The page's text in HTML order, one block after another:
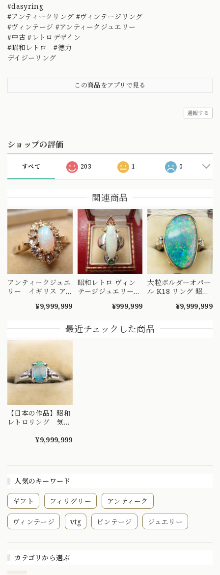
人気のキーワード
ギフト フィリグリー アンティーク
ヴィンテージ vtg ビンテージ ジュエリー
カテゴリから選ぶ
#dasyring
#アンティークリング #ヴィンテージリング
#ヴィンテージ #アンティークジュエリー
#中古 #レトロデザイン
#昭和レトロ #徳力
デイジーリング
この商品をアプリで見る
通報する
ショップの評価
すべて 203 1 0
関連商品
アンティークジュエ
リー イギリス ア
エッジ技法 クラス
イン リング K18 オ
パール ダイヤモン
ド 〜オパールとダ
イヤのお花の様なデ
ザイン〜 DR00689
¥9,999,999
昭和レトロ ヴィン
テージジュエリー
縦長フォルム リン
ール 4.63 サファイ
ア 0.49 エメラルド
¥999,999
大粒ボルダーオパー
ル K18 リング 昭和
ジ オーバルカボシ
ールド MOR00720
¥9,999,999
最近チェックした商品
【日本の作品】昭和
レトロリング 気品
ンプル デザイン リ
¥9,999,999